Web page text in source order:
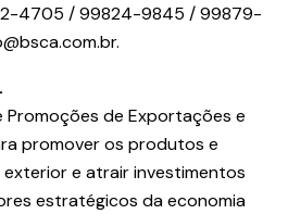
4705 / 99824-9845 / 99879-
Promoções de Exportações e
promover os produtos e
e atrair investimentos
estratégicos da economia